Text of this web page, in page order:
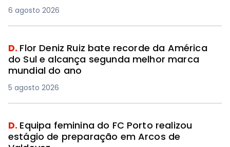
6 agosto 2026
D. Flor Deniz Ruiz bate recorde da América
do Sul e alcança segunda melhor marca
mundial do ano
5 agosto 2026
D. Equipa feminina do FC Porto realizou
estágio de preparação em Arcos de